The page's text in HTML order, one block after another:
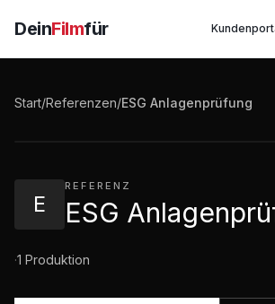
DeinFilmfür
Start/Referenzen/ESG Anlagenprüfung
E
REFERENZ
ESG
·1 Produktion
ESG Anlagenprüfung